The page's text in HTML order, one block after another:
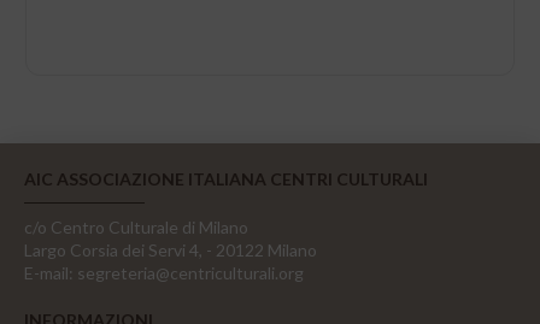
AIC ASSOCIAZIONE ITALIANA CENTRI CULTURALI
c/o Centro Culturale di Milano
Largo Corsia dei Servi 4, - 20122 Milano
E-mail: segreteria@centriculturali.org